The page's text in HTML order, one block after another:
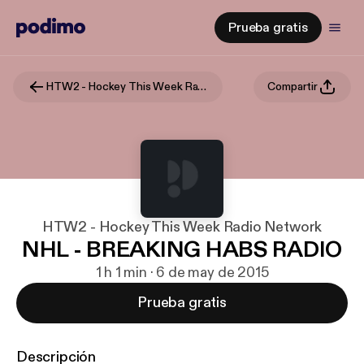
Prueba gratis
HTW2 - Hockey This Week Radio Network Compartir
HTW2 - Hockey This Week Radio Network
NHL - BREAKING HABS RADIO
1 h 1 min · 6 de may de 2015
Prueba gratis
Descripción